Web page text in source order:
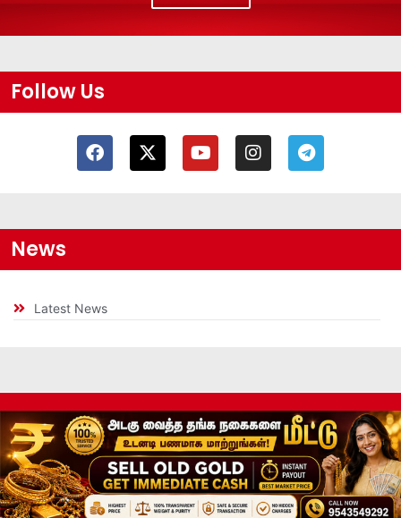
Follow Us
News
Latest News